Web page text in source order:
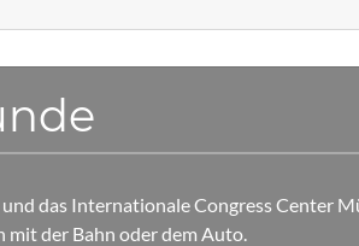
das Internationale Congress Center
mit der Bahn oder dem Auto.